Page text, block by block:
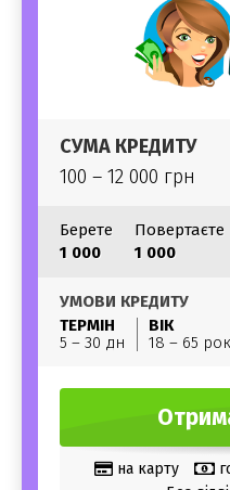
СУМА КРЕДИТУ
100 – 12 000 грн
Берете
1 000
Повертаєте
1 000
УМОВИ КРЕДИТУ
ТЕРМІН
5 – 30 дн
ВІК
18 – 65
на карту